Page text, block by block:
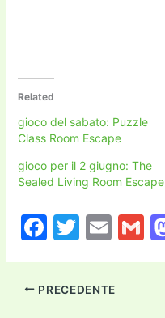
Related
gioco del sabato: Puzzle
Class Room Escape
gioco per il 2 giugno: The
Sealed Living Room Escape
F
c
e
T
itt
er
E
ai
l
G
PRECEDENTE